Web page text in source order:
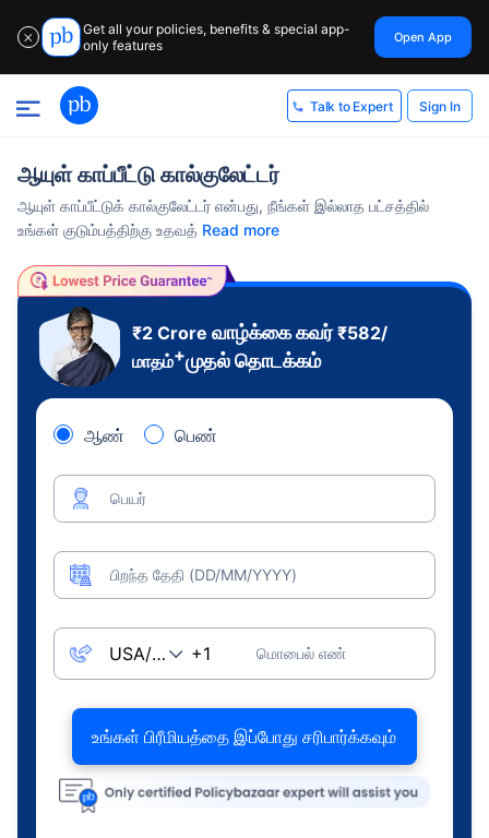
✕
Get all your policies, benefits & special app-
only features
Open App
Talk to Expert Sign In
ஆயுள் காப்பீட்டு கால்குலேட்டர்
ஆயுள் காப்பீட்டுக் கால்குலேட்டர் என்பது, நீங்கள் இல்லாத பட்சத்தில்
உங்கள் குடும்பத்திற்கு உதவத் Read more
₹2 Crore வாழ்க்கை கவர்₹582/
மாதம்+முதல் தொடக்கம்
ஆண் பெண்
பெயர்
பிறந்த தேதி (DD/MM/YYYY)
மொபைல் எண்
உங்கள் பிரீமியத்தை இப்போது சரிபார்க்கவும்